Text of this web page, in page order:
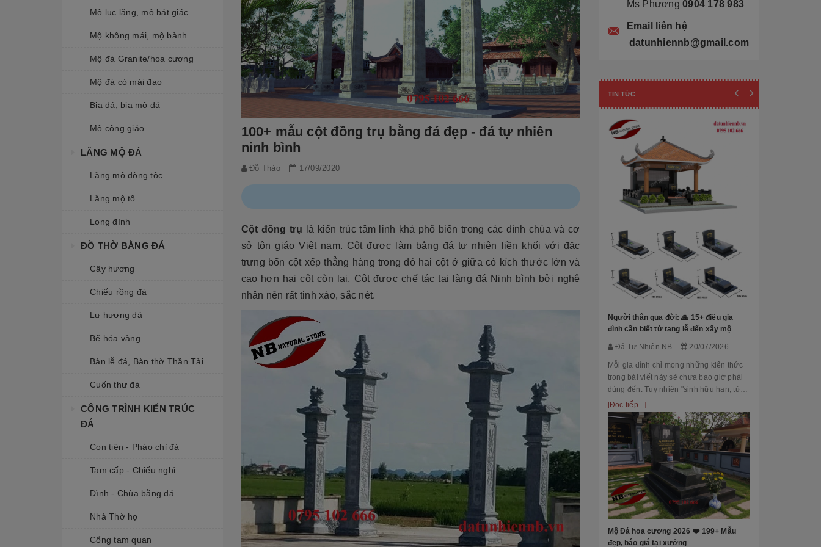
Mộ lục lăng, mộ bát giác
Mộ không mái, mộ bành
Mộ đá Granite/hoa cương
Mộ đá có mái đao
Bia đá, bia mộ đá
Mộ công giáo
LĂNG MỘ ĐÁ
Lăng mộ dòng tộc
Lăng mộ tổ
Long đình
ĐỒ THỜ BẰNG ĐÁ
Cây hương
Chiếu rồng đá
Lư hương đá
Bể hóa vàng
Bàn lễ đá, Bàn thờ Thần Tài
Cuốn thư đá
CÔNG TRÌNH KIẾN TRÚC
ĐÁ
Con tiện - Phào chỉ đá
Tam cấp - Chiếu nghỉ
Đình - Chùa bằng đá
Nhà Thờ họ
Cổng tam quan
100+ mẫu cột đồng trụ bằng đá đẹp - đá tự nhiên
ninh bình
Đỗ Thảo 17/09/2020
Cột đồng trụ là kiến trúc tâm linh khá phổ biến trong các đình chùa và cơ
sở tôn giáo Việt nam. Cột được làm bằng đá tự nhiên liền khối với đặc
trưng bốn cột xếp thẳng hàng trong đó hai cột ở giữa có kích thước lớn và
cao hơn hai cột còn lại. Cột được chế tác tại làng đá Ninh bình bởi nghệ
nhân nên rất tinh xảo, sắc nét.
Ms Phương 0904 178 983
Email liên hệ
datunhiennb@gmail.com
TIN TỨC
Người thân qua đời: 🙏 15+ điều gia
đình cần biết từ tang lễ đến xây mộ
Đá Tự Nhiên NB 20/07/2026
Mỗi gia đình chỉ mong những kiến thức
trong bài viết này sẽ chưa bao giờ phải
dùng đến. Tuy nhiên "sinh hữu hạn, tử
bất kỳ" việc chuẩn bị đầy đủ kiến thức về
các thủ tục, nghi lễ và xây dựng mộ
phầ...
[Đọc tiếp...]
Mộ Đá hoa cương 2026 ❤️ 199+ Mẫu
đẹp, báo giá tại xưởng